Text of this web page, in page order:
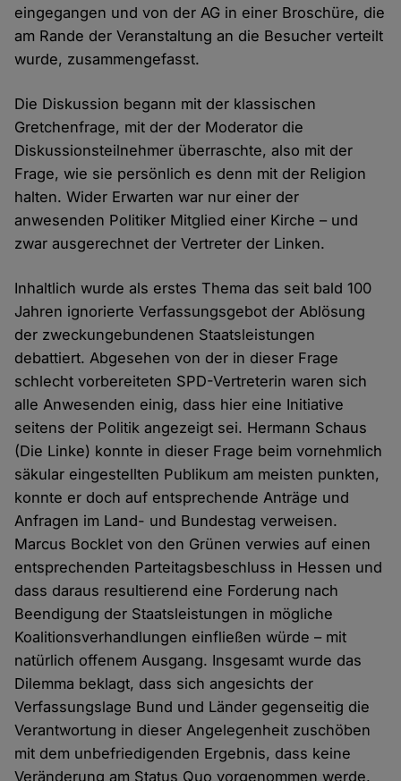
eingegangen und von der AG in einer Broschüre, die
am Rande der Veranstaltung an die Besucher verteilt
wurde, zusammengefasst.
Die Diskussion begann mit der klassischen
Gretchenfrage, mit der der Moderator die
Diskussionsteilnehmer überraschte, also mit der
Frage, wie sie persönlich es denn mit der Religion
halten. Wider Erwarten war nur einer der
anwesenden Politiker Mitglied einer Kirche – und
zwar ausgerechnet der Vertreter der Linken.
Inhaltlich wurde als erstes Thema das seit bald 100
Jahren ignorierte Verfassungsgebot der Ablösung
der zweckungebundenen Staatsleistungen
debattiert. Abgesehen von der in dieser Frage
schlecht vorbereiteten SPD-Vertreterin waren sich
alle Anwesenden einig, dass hier eine Initiative
seitens der Politik angezeigt sei. Hermann Schaus
(Die Linke) konnte in dieser Frage beim vornehmlich
säkular eingestellten Publikum am meisten punkten,
konnte er doch auf entsprechende Anträge und
Anfragen im Land- und Bundestag verweisen.
Marcus Bocklet von den Grünen verwies auf einen
entsprechenden Parteitagsbeschluss in Hessen und
dass daraus resultierend eine Forderung nach
Beendigung der Staatsleistungen in mögliche
Koalitionsverhandlungen einfließen würde – mit
natürlich offenem Ausgang. Insgesamt wurde das
Dilemma beklagt, dass sich angesichts der
Verfassungslage Bund und Länder gegenseitig die
Verantwortung in dieser Angelegenheit zuschöben
mit dem unbefriedigenden Ergebnis, dass keine
Veränderung am Status Quo vorgenommen werde.